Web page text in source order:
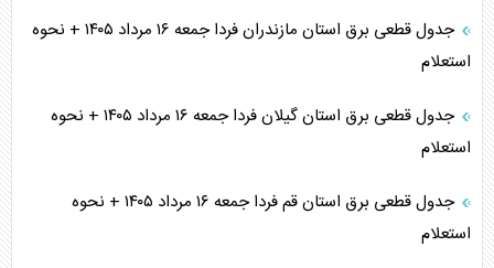
جدول قطعی برق استان مازندران فردا جمعه ۱۶ مرداد ۱۴۰۵ + نحوه
استعلام
جدول قطعی برق استان گیلان فردا جمعه ۱۶ مرداد ۱۴۰۵ + نحوه
استعلام
جدول قطعی برق استان قم فردا جمعه ۱۶ مرداد ۱۴۰۵ + نحوه
استعلام